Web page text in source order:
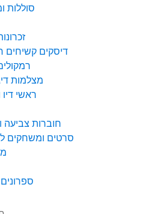
סוללות
דיסקים קשיחים
מצלמות
ראשי דיו
חוברות צביעה
סרטים ומשחקים